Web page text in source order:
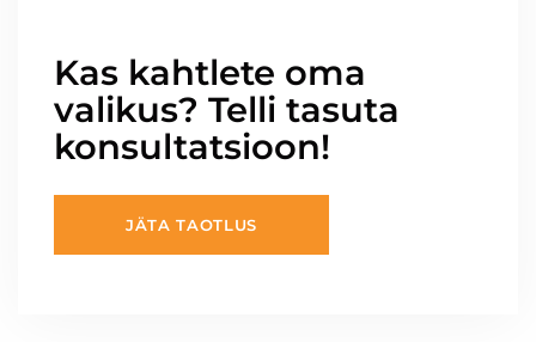
Kas kahtlete oma
valikus? Telli tasuta
konsultatsioon!
JÄTA TAOTLUS